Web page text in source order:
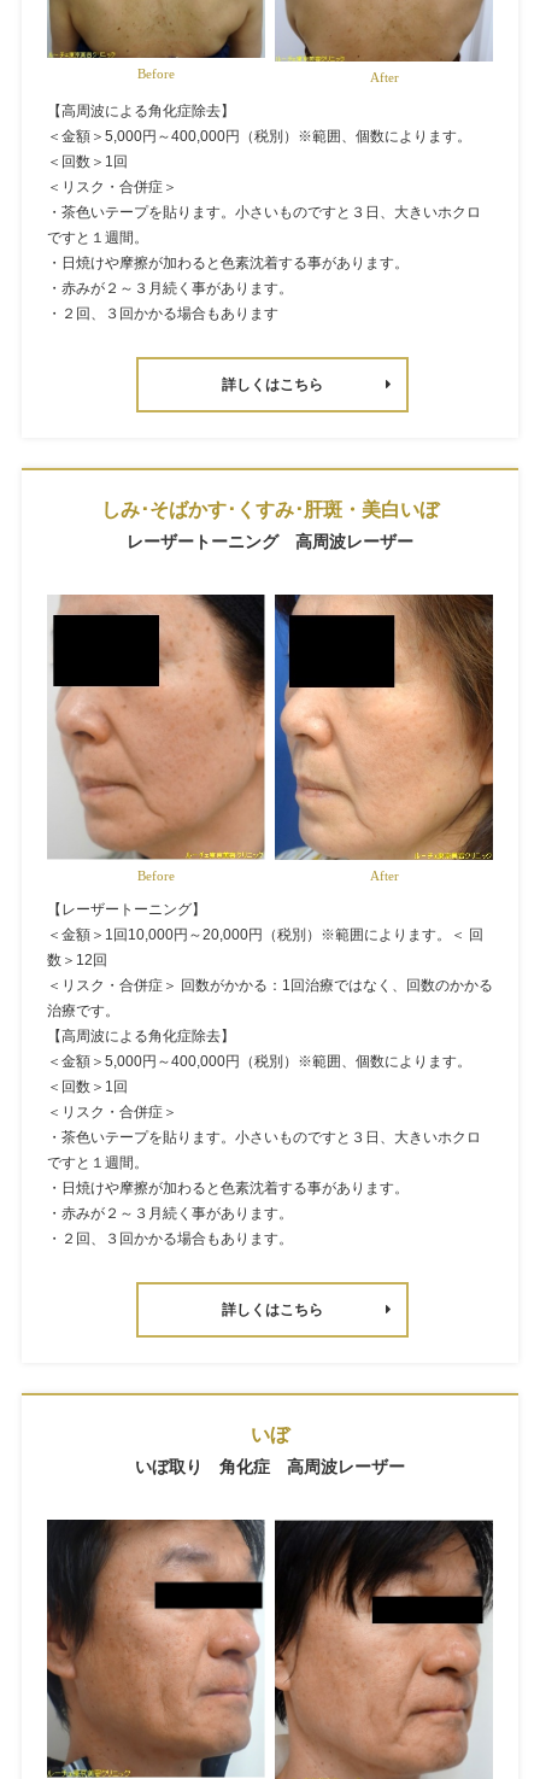
Before After
【高周波による角化症除去】
＜金額＞5,000円～400,000円（税別）※範囲、個数によります。
＜回数＞1回
＜リスク・合併症＞
・茶色いテープを貼ります。小さいものですと３日、大きいホクロ
ですと１週間。
・日焼けや摩擦が加わると色素沈着する事があります。
・赤みが２～３月続く事があります。
・２回、３回かかる場合もあります
詳しくはこちら
しみ･そばかす･くすみ･肝斑・美白いぼ
レーザートーニング 高周波レーザー
Before After
【レーザートーニング】
＜金額＞1回10,000円～20,000円（税別）※範囲によります。＜ 回
数＞12回
＜リスク・合併症＞ 回数がかかる：1回治療ではなく、回数のかかる
治療です。
【高周波による角化症除去】
＜金額＞5,000円～400,000円（税別）※範囲、個数によります。
＜回数＞1回
＜リスク・合併症＞
・茶色いテープを貼ります。小さいものですと３日、大きいホクロ
ですと１週間。
・日焼けや摩擦が加わると色素沈着する事があります。
・赤みが２～３月続く事があります。
・２回、３回かかる場合もあります。
詳しくはこちら
いぼ
いぼ取り 角化症 高周波レーザー